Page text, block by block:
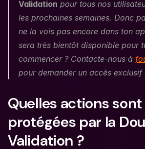
Validation pour tous nos
les prochaines semaines. Donc
ne la vois pas encore dans ton
sera très bientôt disponible pour
commencer ? Contacte-nous à
pour demander un accès exclusif
Quelles actions sont
protégées par la
Validation ?